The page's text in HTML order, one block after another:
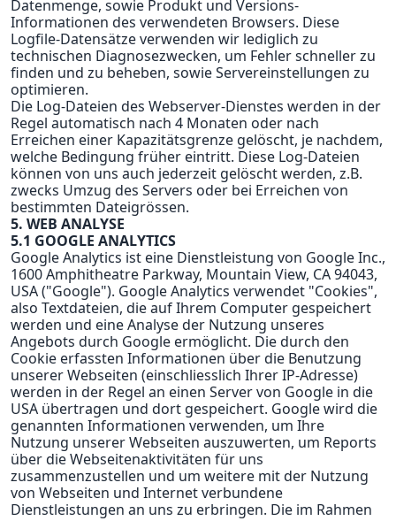
Datenmenge, sowie Produkt und Versions-
Informationen des verwendeten Browsers. Diese
Logfile-Datensätze verwenden wir lediglich zu
technischen Diagnosezwecken, um Fehler schneller zu
finden und zu beheben, sowie Servereinstellungen zu
optimieren.
Die Log-Dateien des Webserver-Dienstes werden in der
Regel automatisch nach 4 Monaten oder nach
Erreichen einer Kapazitätsgrenze gelöscht, je nachdem,
welche Bedingung früher eintritt. Diese Log-Dateien
können von uns auch jederzeit gelöscht werden, z.B.
zwecks Umzug des Servers oder bei Erreichen von
bestimmten Dateigrössen.
5. WEB ANALYSE
5.1 GOOGLE ANALYTICS
Google Analytics ist eine Dienstleistung von Google Inc.,
1600 Amphitheatre Parkway, Mountain View, CA 94043,
USA ("Google"). Google Analytics verwendet "Cookies",
also Textdateien, die auf Ihrem Computer gespeichert
werden und eine Analyse der Nutzung unseres
Angebots durch Google ermöglicht. Die durch den
Cookie erfassten Informationen über die Benutzung
unserer Webseiten (einschliesslich Ihrer IP-Adresse)
werden in der Regel an einen Server von Google in die
USA übertragen und dort gespeichert. Google wird die
genannten Informationen verwenden, um Ihre
Nutzung unserer Webseiten auszuwerten, um Reports
über die Webseitenaktivitäten für uns
zusammenzustellen und um weitere mit der Nutzung
von Webseiten und Internet verbundene
Dienstleistungen an uns zu erbringen. Die im Rahmen